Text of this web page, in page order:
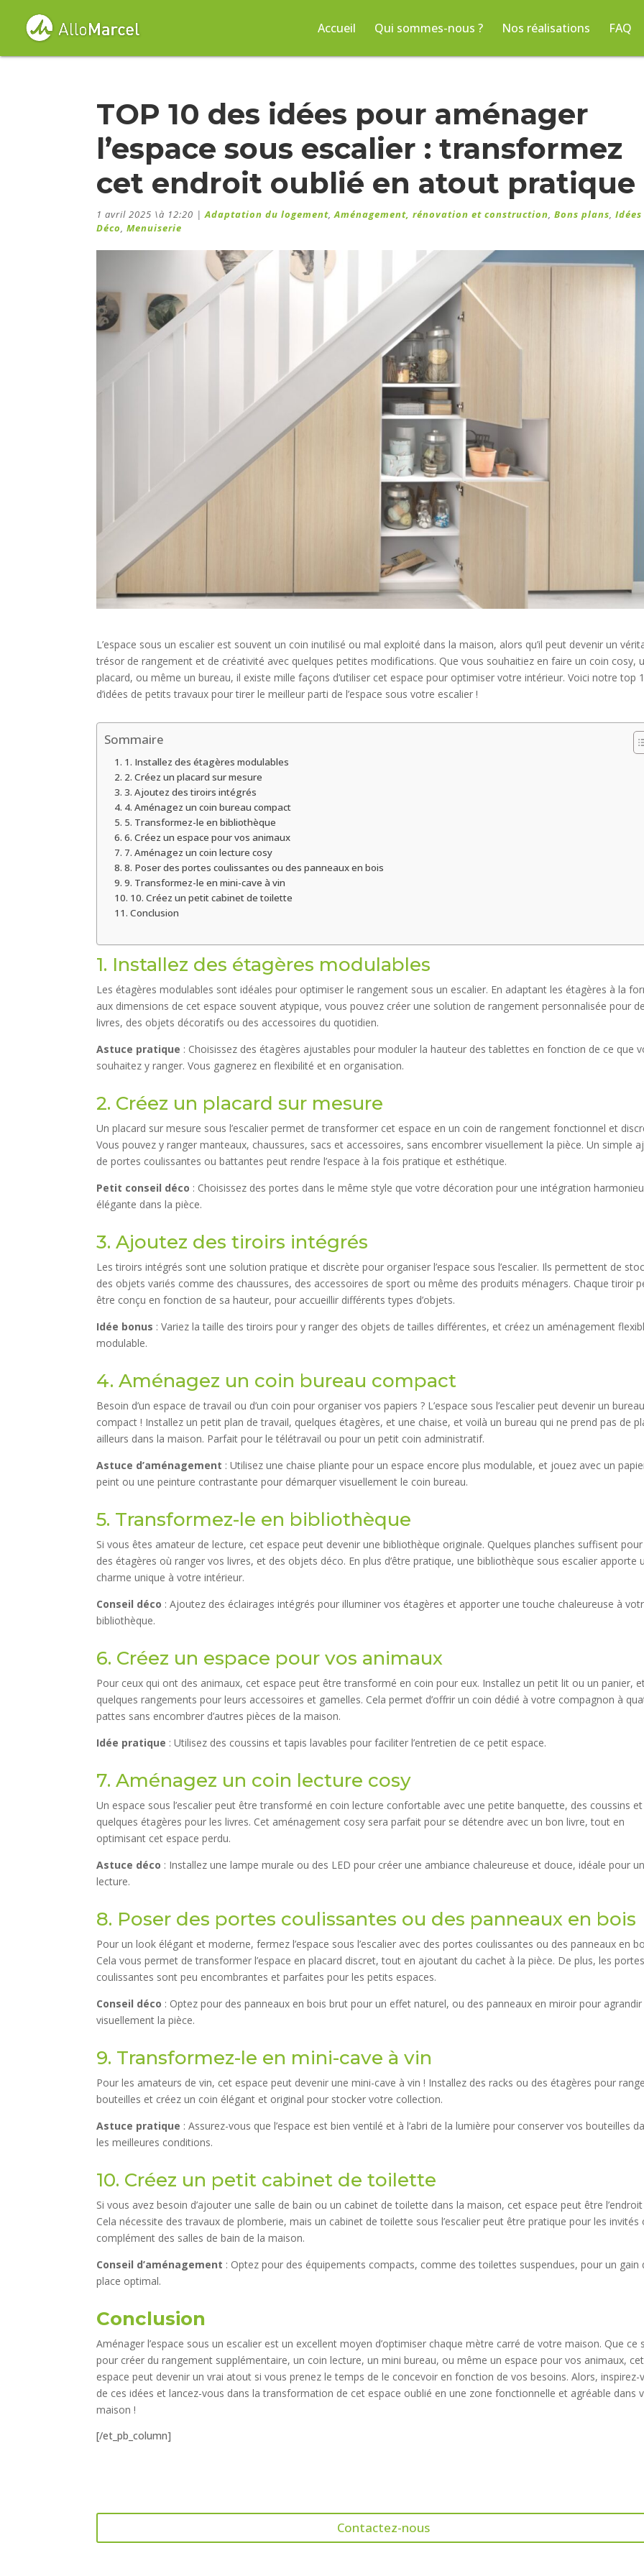
Accueil Qui sommes-nous ? Nos réalisations FAQ
TOP 10 des idées pour aménager
l’espace sous escalier : transformez
cet endroit oublié en atout pratique
1 avril 2025 \à 12:20 |Adaptation du logement,Aménagement, rénovation et construction,Bons plans,Idées
Déco,Menuiserie
L’espace sous un escalier est souvent un coin inutilisé ou mal exploité dans la maison, alors qu’il peut devenir un
trésor de rangement et de créativité avec quelques petites modifications. Que vous souhaitiez en faire un coin cosy,
placard, ou même un bureau, il existe mille façons d’utiliser cet espace pour optimiser votre intérieur. Voici notre top
d’idées de petits travaux pour tirer le meilleur parti de l’espace sous votre escalier !
Sommaire
1. Installez des étagères modulables
2. Créez un placard sur mesure
3. Ajoutez des tiroirs intégrés
4. Aménagez un coin bureau compact
5. Transformez-le en bibliothèque
6. Créez un espace pour vos animaux
7. Aménagez un coin lecture cosy
8. Poser des portes coulissantes ou des panneaux en bois
9. Transformez-le en mini-cave à vin
10. Créez un petit cabinet de toilette
Conclusion
1. Installez des étagères modulables
Les étagères modulables sont idéales pour optimiser le rangement sous un escalier. En adaptant les étagères à la
aux dimensions de cet espace souvent atypique, vous pouvez créer une solution de rangement personnalisée pour
livres, des objets décoratifs ou des accessoires du quotidien.
Astuce pratique : Choisissez des étagères ajustables pour moduler la hauteur des tablettes en fonction de ce que
souhaitez y ranger. Vous gagnerez en flexibilité et en organisation.
2. Créez un placard sur mesure
Un placard sur mesure sous l’escalier permet de transformer cet espace en un coin de rangement fonctionnel et
Vous pouvez y ranger manteaux, chaussures, sacs et accessoires, sans encombrer visuellement la pièce. Un simple
de portes coulissantes ou battantes peut rendre l’espace à la fois pratique et esthétique.
Petit conseil déco : Choisissez des portes dans le même style que votre décoration pour une intégration
élégante dans la pièce.
3. Ajoutez des tiroirs intégrés
Les tiroirs intégrés sont une solution pratique et discrète pour organiser l’espace sous l’escalier. Ils permettent de
des objets variés comme des chaussures, des accessoires de sport ou même des produits ménagers. Chaque tiroir
être conçu en fonction de sa hauteur, pour accueillir différents types d’objets.
Idée bonus : Variez la taille des tiroirs pour y ranger des objets de tailles différentes, et créez un aménagement
modulable.
4. Aménagez un coin bureau compact
Besoin d’un espace de travail ou d’un coin pour organiser vos papiers ? L’espace sous l’escalier peut devenir un bureau
compact ! Installez un petit plan de travail, quelques étagères, et une chaise, et voilà un bureau qui ne prend pas de
ailleurs dans la maison. Parfait pour le télétravail ou pour un petit coin administratif.
Astuce d’aménagement : Utilisez une chaise pliante pour un espace encore plus modulable, et jouez avec un
peint ou une peinture contrastante pour démarquer visuellement le coin bureau.
5. Transformez-le en bibliothèque
Si vous êtes amateur de lecture, cet espace peut devenir une bibliothèque originale. Quelques planches suffisent
des étagères où ranger vos livres, et des objets déco. En plus d’être pratique, une bibliothèque sous escalier apporte
charme unique à votre intérieur.
Conseil déco : Ajoutez des éclairages intégrés pour illuminer vos étagères et apporter une touche chaleureuse à
bibliothèque.
6. Créez un espace pour vos animaux
Pour ceux qui ont des animaux, cet espace peut être transformé en coin pour eux. Installez un petit lit ou un panier,
quelques rangements pour leurs accessoires et gamelles. Cela permet d’offrir un coin dédié à votre compagnon à
pattes sans encombrer d’autres pièces de la maison.
Idée pratique : Utilisez des coussins et tapis lavables pour faciliter l’entretien de ce petit espace.
7. Aménagez un coin lecture cosy
Un espace sous l’escalier peut être transformé en coin lecture confortable avec une petite banquette, des coussins et
quelques étagères pour les livres. Cet aménagement cosy sera parfait pour se détendre avec un bon livre, tout en
optimisant cet espace perdu.
Astuce déco : Installez une lampe murale ou des LED pour créer une ambiance chaleureuse et douce, idéale pour
lecture.
8. Poser des portes coulissantes ou des panneaux en bois
Pour un look élégant et moderne, fermez l’espace sous l’escalier avec des portes coulissantes ou des panneaux en
Cela vous permet de transformer l’espace en placard discret, tout en ajoutant du cachet à la pièce. De plus, les portes
coulissantes sont peu encombrantes et parfaites pour les petits espaces.
Conseil déco : Optez pour des panneaux en bois brut pour un effet naturel, ou des panneaux en miroir pour agrandir
visuellement la pièce.
9. Transformez-le en mini-cave à vin
Pour les amateurs de vin, cet espace peut devenir une mini-cave à vin ! Installez des racks ou des étagères pour
bouteilles et créez un coin élégant et original pour stocker votre collection.
Astuce pratique : Assurez-vous que l’espace est bien ventilé et à l’abri de la lumière pour conserver vos bouteilles
les meilleures conditions.
10. Créez un petit cabinet de toilette
Si vous avez besoin d’ajouter une salle de bain ou un cabinet de toilette dans la maison, cet espace peut être l’endroit
Cela nécessite des travaux de plomberie, mais un cabinet de toilette sous l’escalier peut être pratique pour les invités
complément des salles de bain de la maison.
Conseil d’aménagement : Optez pour des équipements compacts, comme des toilettes suspendues, pour un gain
place optimal.
Conclusion
Aménager l’espace sous un escalier est un excellent moyen d’optimiser chaque mètre carré de votre maison. Que ce
pour créer du rangement supplémentaire, un coin lecture, un mini bureau, ou même un espace pour vos animaux, cet
espace peut devenir un vrai atout si vous prenez le temps de le concevoir en fonction de vos besoins. Alors, inspirez-
de ces idées et lancez-vous dans la transformation de cet espace oublié en une zone fonctionnelle et agréable dans
maison !
[/et_pb_column]
Contactez-nous